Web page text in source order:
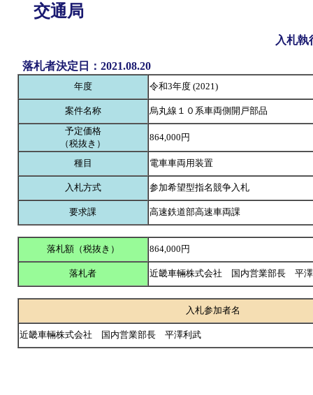
交通局
入札執
落札者決定日：2021.08.20
年度 令和3年度 (2021)
案件名称
烏丸線１０系車両側開戸部品
予定価格
（税抜き）
864,000円
種目 電車車両用装置
入札方式 参加希望型指名競争入札
要求課 高速鉄道部高速車両課
落札額（税抜き） 864,000円
落札者 近畿車輛株式会社 国内営業部長 平
入札参加者名
近畿車輛株式会社 国内営業部長 平澤利武